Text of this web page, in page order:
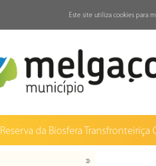
Reserva da Biosfera Transfronteiriça
Este site utiliza cookies para